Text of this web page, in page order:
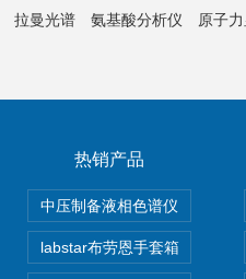
拉曼光谱 氨基酸分析仪 原子
热销产品
中压制备液相色谱仪
labstar布劳恩手套箱